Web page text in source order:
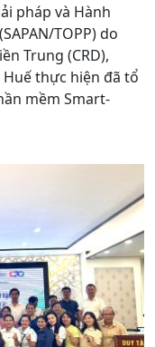
pháp và Hành
TOPP) do
Trung (CRD),
thực hiện đã tổ
mềm Smart-